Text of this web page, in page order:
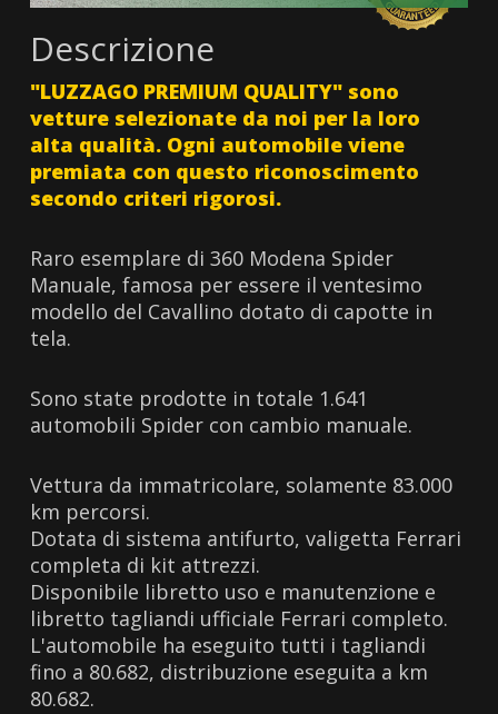
Descrizione
"LUZZAGO PREMIUM QUALITY" sono
vetture selezionate da noi per la loro
alta qualità. Ogni automobile viene
premiata con questo riconoscimento
secondo criteri rigorosi.
Raro esemplare di 360 Modena Spider
Manuale, famosa per essere il ventesimo
modello del Cavallino dotato di capotte in
tela.
Sono state prodotte in totale 1.641
automobili Spider con cambio manuale.
Vettura da immatricolare, solamente 83.000
km percorsi.
Dotata di sistema antifurto, valigetta Ferrari
completa di kit attrezzi.
Disponibile libretto uso e manutenzione e
libretto tagliandi ufficiale Ferrari completo.
L'automobile ha eseguito tutti i tagliandi
fino a 80.682, distribuzione eseguita a km
80.682.